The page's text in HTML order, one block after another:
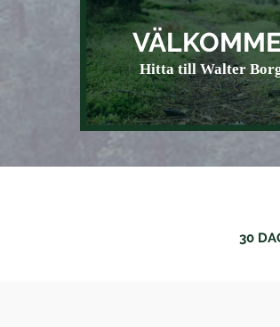
Hitta till Walter
30